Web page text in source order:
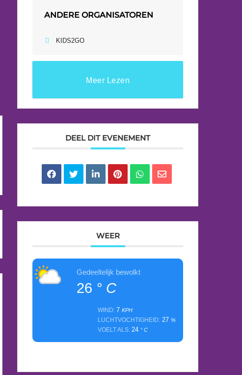
ANDERE ORGANISATOREN
KIDS2GO
Meer Lezen
DEEL DIT EVENEMENT
WEER
Gedeeltelijk bewolkt
26 ° C
WIND: 7 KPH
LUCHTVOCHTIGHEID: 27 %
VOELT ALS:24 ° C